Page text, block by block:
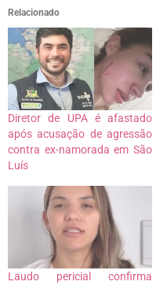
Relacionado
Diretor de UPA é afastado
após acusação de agressão
contra ex-namorada em São
Luís
Laudo pericial confirma